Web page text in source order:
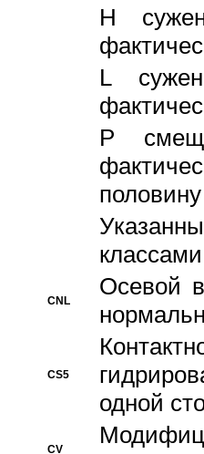
H
L
P
CNL
Осевой
CS5
одной
CV